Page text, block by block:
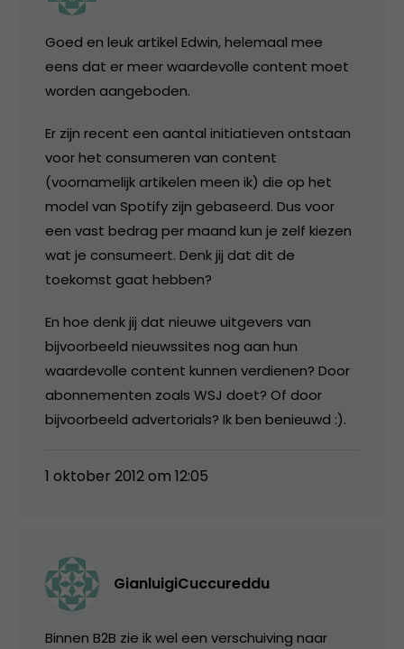
Goed en leuk artikel Edwin, helemaal mee
eens dat er meer waardevolle content moet
worden aangeboden.
Er zijn recent een aantal initiatieven ontstaan
voor het consumeren van content
(voornamelijk artikelen meen ik) die op het
model van Spotify zijn gebaseerd. Dus voor
een vast bedrag per maand kun je zelf kiezen
wat je consumeert. Denk jij dat dit de
toekomst gaat hebben?
En hoe denk jij dat nieuwe uitgevers van
bijvoorbeeld nieuwssites nog aan hun
waardevolle content kunnen verdienen? Door
abonnementen zoals WSJ doet? Of door
bijvoorbeeld advertorials? Ik ben benieuwd :).
1 oktober 2012 om 12:05
GianluigiCuccureddu
Binnen B2B zie ik wel een verschuiving naar